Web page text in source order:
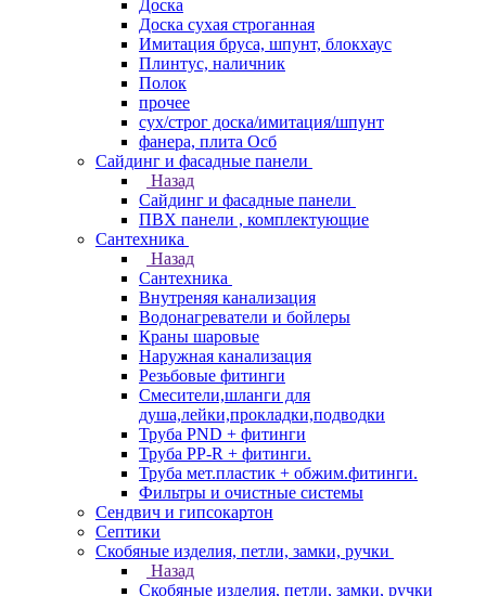
Доска
Доска сухая строганная
Имитация бруса, шпунт, блокхаус
Плинтус, наличник
Полок
прочее
сух/строг доска/имитация/шпунт
фанера, плита Осб
Сайдинг и фасадные панели
Назад
Сайдинг и фасадные панели
ПВХ панели , комплектующие
Сантехника
Назад
Сантехника
Внутреняя канализация
Водонагреватели и бойлеры
Краны шаровые
Наружная канализация
Резьбовые фитинги
Смесители,шланги для
душа,лейки,прокладки,подводки
Труба PND + фитинги
Труба PP-R + фитинги.
Труба мет.пластик + обжим.фитинги.
Фильтры и очистные системы
Сендвич и гипсокартон
Септики
Скобяные изделия, петли, замки, ручки
Назад
Скобяные изделия, петли, замки, ручки